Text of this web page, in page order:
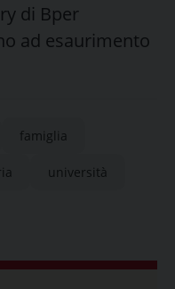
di Bper
ad esaurimento
famiglia
università